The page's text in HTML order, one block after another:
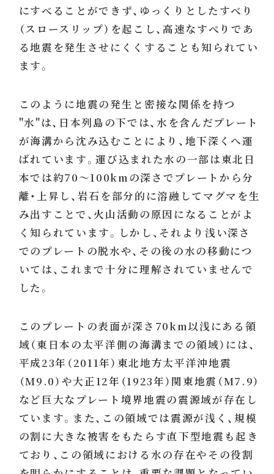
にすべることができず、ゆっくりとしたすべり
（スロースリップ）を起こし、高速なすべりであ
る地震を発生させにくくすることも知られてい
ます。
このように地震の発生と密接な関係を持つ
"水"は、日本列島の下では、水を含んだプレート
が海溝から沈み込むことにより、地下深くへ運
ばれています。運び込まれた水の一部は東北日
本では約70〜100kmの深さでプレートから分
離・上昇し、岩石を部分的に溶融してマグマを生
み出すことで、火山活動の原因になることがよ
く知られています。しかし、それより浅い深さ
でのプレートの脱水や、その後の水の移動につ
いては、これまで十分に理解されていませんで
した。
このプレートの表面が深さ70km以浅にある領
域（東日本の太平洋側の海溝までの領域）には、
平成23年（2011年）東北地方太平洋沖地震
（M9.0）や大正12年（1923年）関東地震（M7.9）
など巨大なプレート境界地震の震源域が存在し
ています。また、この領域では震源が浅く、規模
の割に大きな被害をもたらす直下型地震も起き
ており、この領域における水の存在やその役割